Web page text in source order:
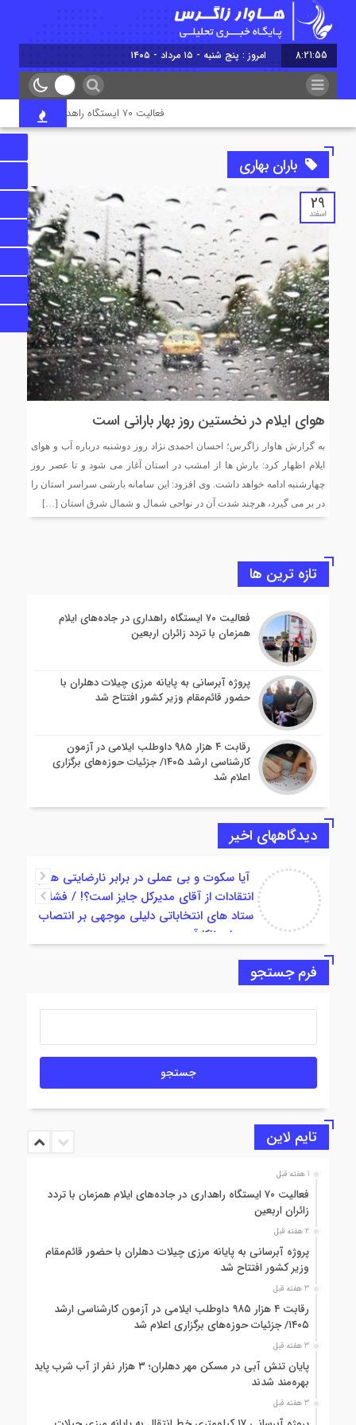
8:21:55 امروز : پنج شنبه - ۱۵ مرداد - ۱۴۰۵
فعالیت ۷۰ ایستگاه راهداری در جاده‌های ایلام همزمان با تردد زائران اربعین
باران بهاری
29
اسفند
هوای ایلام در نخستین روز بهار بارانی است
به گزارش هاوار زاگرس؛ احسان احمدی نژاد روز دوشنبه درباره آب و هوای
ایلام اظهار کرد: بارش ها از امشب در استان آغاز می شود و تا عصر روز
چهارشنبه ادامه خواهد داشت. وی افزود: این سامانه بارشی سراسر استان را
در بر می گیرد، هرچند شدت آن در نواحی ‌شمال و شمال شرق استان […]
تازه ترین ها
فعالیت ۷۰ ایستگاه راهداری در جاده‌های ایلام
همزمان با تردد زائران اربعین
پروژه آبرسانی به پایانه مرزی چیلات دهلران با
حضور قائم‌مقام وزیر کشور افتتاح شد
رقابت ۴ هزار ۹۸۵ داوطلب ایلامی در آزمون
کارشناسی ارشد ۱۴۰۵/ جزئیات حوزه‌های برگزاری
اعلام شد
دیدگاههای اخیر
آیا سکوت و بی عملی در برابر نارضایتی ها و
انتقادات از آقای مدیرکل جایز است؟! / فشار
ستاد های انتخاباتی دلیلی موجهی بر انتصاب
مدیران ناکارآمد ن
خبرگزاری (اینجا بخوانید )قرارداد که البته از سوی
مدیرکل انقلا
فرم جستجو
تایم لاین
1 هفته قبل
فعالیت ۷۰ ایستگاه راهداری در جاده‌های ایلام همزمان با تردد
زائران اربعین
2 هفته قبل
پروژه آبرسانی به پایانه مرزی چیلات دهلران با حضور قائم‌مقام
وزیر کشور افتتاح شد
3 هفته قبل
رقابت ۴ هزار ۹۸۵ داوطلب ایلامی در آزمون کارشناسی ارشد
۱۴۰۵/ جزئیات حوزه‌های برگزاری اعلام شد
3 هفته قبل
پایان تنش آبی در مسکن مهر دهلران؛ ۳ هزار نفر از آب شرب پایدار
بهره‌مند شدند
3 هفته قبل